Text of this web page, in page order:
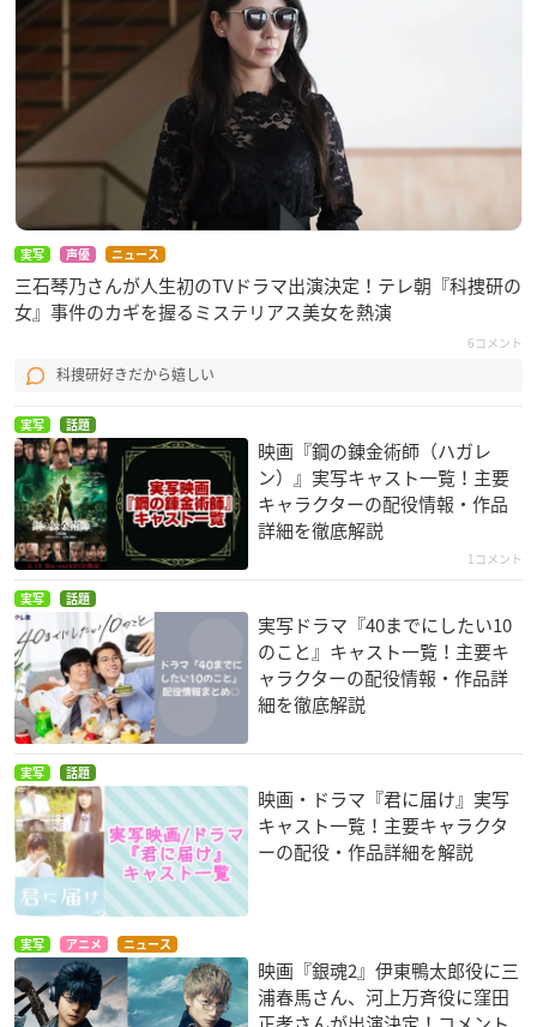
実写 声優 ニュース
三石琴乃さんが人生初のTVドラマ出演決定！テレ朝『科捜研の
女』事件のカギを握るミステリアス美女を熱演
6コメント
科捜研好きだから嬉しい
実写 話題
映画『鋼の錬金術師（ハガレ
ン）』実写キャスト一覧！主要
キャラクターの配役情報・作品
詳細を徹底解説
1コメント
実写 話題
実写ドラマ『40までにしたい10
のこと』キャスト一覧！主要キ
ャラクターの配役情報・作品詳
細を徹底解説
実写 話題
映画・ドラマ『君に届け』実写
キャスト一覧！主要キャラクタ
ーの配役・作品詳細を解説
実写 アニメ ニュース
映画『銀魂2』伊東鴨太郎役に三
浦春馬さん、河上万斉役に窪田